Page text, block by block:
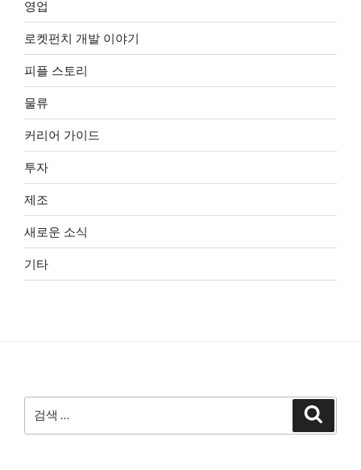
영업
로켓펀치 개발 이야기
피플 스토리
물류
커리어 가이드
투자
제조
새로운 소식
기타
색: